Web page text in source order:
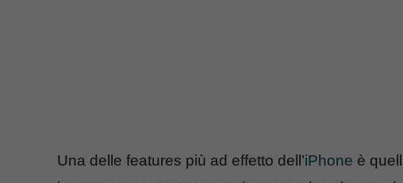
Una delle features più ad effetto dell’iPhone è